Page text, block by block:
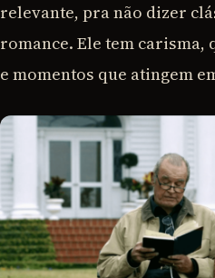
relevante, pra não dizer
romance. Ele tem carisma,
e momentos que atingem